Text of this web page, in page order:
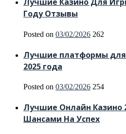
Году Отзывы
Posted on 03/02/2026 262
Лучшие платформы для
2025 года
Posted on 03/02/2026 254
Лучшие Онлайн Казино
Шансами На Успех